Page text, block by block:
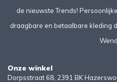
de nieuwste Trends!
draagbare en betaalbare kleding
Onze winkel
Dorpsstraat 68, 2391 BK